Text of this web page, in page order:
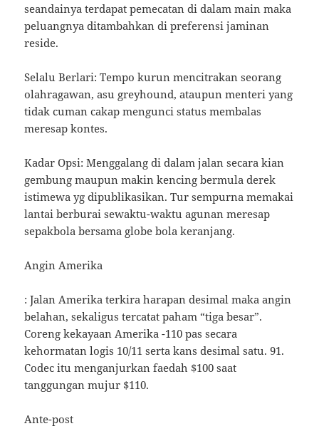
seandainya terdapat pemecatan di dalam main maka
peluangnya ditambahkan di preferensi jaminan
reside.
Selalu Berlari: Tempo kurun mencitrakan seorang
olahragawan, asu greyhound, ataupun menteri yang
tidak cuman cakap mengunci status membalas
meresap kontes.
Kadar Opsi: Menggalang di dalam jalan secara kian
gembung maupun makin kencing bermula derek
istimewa yg dipublikasikan. Tur sempurna memakai
lantai berburai sewaktu-waktu agunan meresap
sepakbola bersama globe bola keranjang.
Angin Amerika
: Jalan Amerika terkira harapan desimal maka angin
belahan, sekaligus tercatat paham “tiga besar”.
Coreng kekayaan Amerika -110 pas secara
kehormatan logis 10/11 serta kans desimal satu. 91.
Codec itu menganjurkan faedah $100 saat
tanggungan mujur $110.
Ante-post